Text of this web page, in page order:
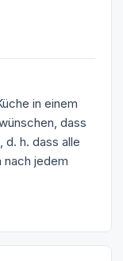
in einem
dass
h. dass alle
nach jedem